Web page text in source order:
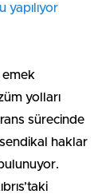
yapılıyor
emek
yolları
sürecinde
sendikal haklar